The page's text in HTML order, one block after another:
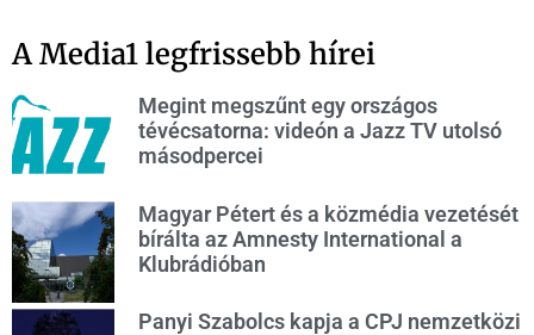
A Media1 legfrissebb hírei
Megint megszűnt egy országos
tévécsatorna: videón a Jazz TV utolsó
másodpercei
Magyar Pétert és a közmédia vezetését
bírálta az Amnesty International a
Klubrádióban
Panyi Szabolcs kapja a CPJ nemzetközi